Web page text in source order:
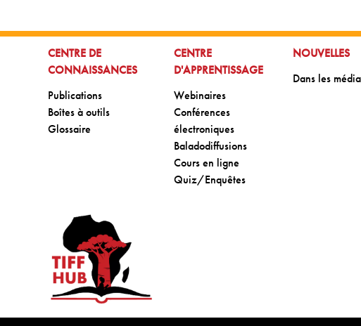
ALLER À:
CENTRE DE
CONNAISSANCES
Aller à:
Publications
Aller à:
Boîtes à outils
Aller à:
Glossaire
ALLER À:
CENTRE
D'APPRENTISSAGE
Aller à:
Webinaires
Aller à:
Conférences
électroniques
Aller à:
Baladodiffusions
Aller à:
Cours en ligne
Aller à:
Quiz/Enquêtes
ALLER À:
NOUVELLES
Aller à:
Dans les